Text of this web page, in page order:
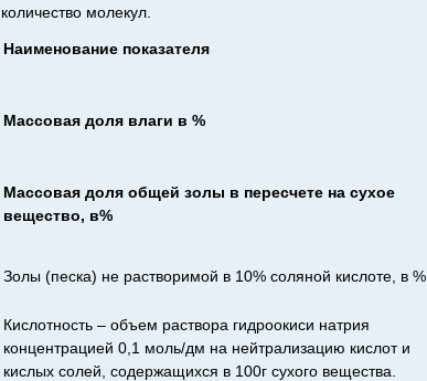
количество молекул.
Наименование показателя
Массовая доля влаги в %
Массовая доля общей золы в пересчете на сухое
вещество, в%
Золы (песка) не растворимой в 10% соляной кислоте, в %
Кислотность – объем раствора гидроокиси натрия
концентрацией 0,1 моль/дм на нейтрализацию кислот и
кислых солей, содержащихся в 100г сухого вещества.